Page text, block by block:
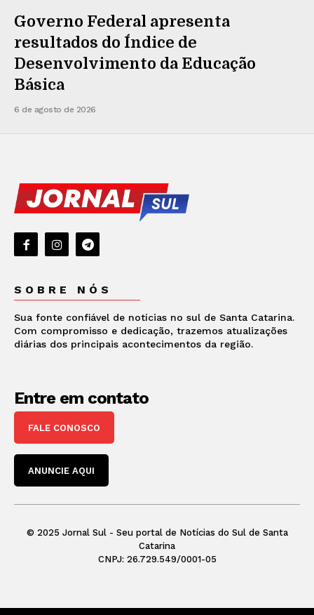
Governo Federal apresenta
resultados do Índice de
Desenvolvimento da Educação
Básica
6 de agosto de 2026
SOBRE NÓS
Sua fonte confiável de notícias no sul de Santa Catarina.
Com compromisso e dedicação, trazemos atualizações
diárias dos principais acontecimentos da região.
Entre em contato
FALE CONOSCO
ANUNCIE AQUI
© 2025 Jornal Sul - Seu portal de Notícias do Sul de Santa
Catarina
CNPJ: 26.729.549/0001-05